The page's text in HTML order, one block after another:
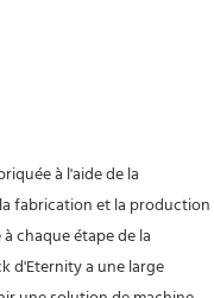
à l'aide de la
fabrication et la production
chaque étape de la
d'Eternity a une large